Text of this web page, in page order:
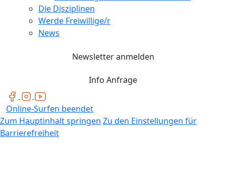
Die Disziplinen
Werde Freiwillige/r
News
Newsletter anmelden
Info Anfrage
Online-Surfen beendet
Zum Hauptinhalt springen Zu den Einstellungen für
Barrierefreiheit